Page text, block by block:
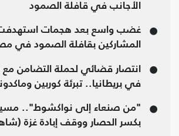
الأجانب في قافلة الصمود
غضب واسع بعد هجمات استهدفت
المشاركين بقافلة الصمود في
انتصار قضائي لحملة التضامن
في بريطانيا.. تبرئة كوربين
"من صنعاء إلى نواكشوط"..
بكسر الحصار ووقف إبادة غزة